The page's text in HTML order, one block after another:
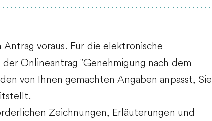
voraus. Für die elektronische
der Onlineantrag "Genehmigung nach dem
von Ihnen gemachten Angaben anpasst, Sie
Zeichnungen, Erläuterungen und